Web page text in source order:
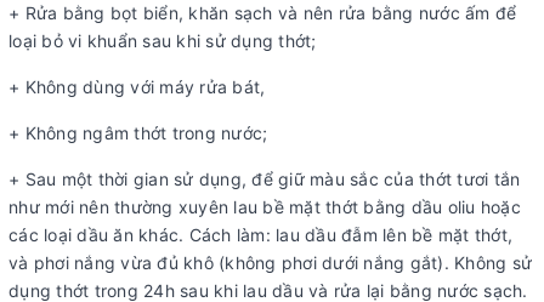
+ Rửa bằng bọt biển, khăn sạch và nên rửa bằng nước ấm để
loại bỏ vi khuẩn sau khi sử dụng thớt;
+ Không dùng với máy rửa bát,
+ Không ngâm thớt trong nước;
+ Sau một thời gian sử dụng, để giữ màu sắc của thớt tươi tắn
như mới nên thường xuyên lau bề mặt thớt bằng dầu oliu hoặc
các loại dầu ăn khác. Cách làm: lau dầu đẫm lên bề mặt thớt,
và phơi nắng vừa đủ khô (không phơi dưới nắng gắt). Không sử
dụng thớt trong 24h sau khi lau dầu và rửa lại bằng nước sạch.